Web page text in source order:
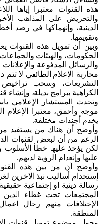
هذه القنوات معتبرا إياها
والتحريض على المذاهب
الدينية، وإنهماكها في رصد
وتقويمها.
وبين أن تمويل هذه القنوات
الحكومات، والهيئات
والرسائل المدفوعة
محاربة الإعلام الطائفي لا
التشريعات، وسحب
الكراهية ببرامج بديلة،
وتحدث المستشار الإعلامي
موجه وأحمق، معتبرا
يخدم أجندات مختلفة.
وأوضح أن هناك من يستفيد
الرغم من أن لبعض القنوات
لكن يؤخذ عليها خطأ الأسلوب
عليها وإنعدام الرؤية لديهم.
وأوضح أن من بين هذه
إستخدام أساليب نبذ
رسالة دينية او إجتماعية
المجتمعات تحت غطاء
الإختلافات منهم رجال
المنطقة.
وحول موضوع تمويل قنوات